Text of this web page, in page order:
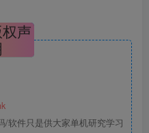
声
/软件只是供大家单机研究学习